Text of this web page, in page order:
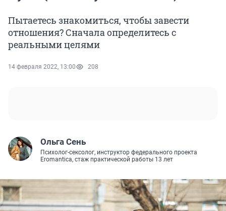
Пытаетесь знакомиться, чтобы завести
отношения? Сначала определитесь с
реальными целями
14 февраля 2022, 13:00 208
Ольга Сень
Психолог-сексолог, инструктор федерального проекта
Eromantica, стаж практической работы 13 лет